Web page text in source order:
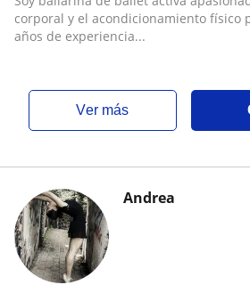
corporal y el acondicionamiento físico
años de experiencia...
ver más
Andrea